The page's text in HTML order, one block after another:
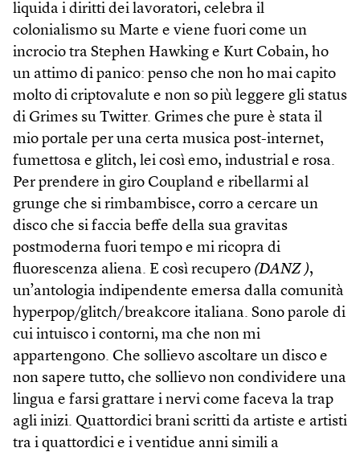
liquida i diritti dei lavoratori, celebra il
colonialismo su Marte e viene fuori come un
incrocio tra Stephen Hawking e Kurt Cobain, ho
un attimo di panico: penso che non ho mai capito
molto di criptovalute e non so più leggere gli status
di Grimes su Twitter. Grimes che pure è stata il
mio portale per una certa musica post-internet,
fumettosa e glitch, lei così emo, industrial e rosa.
Per prendere in giro Coupland e ribellarmi al
grunge che si rimbambisce, corro a cercare un
disco che si faccia beffe della sua gravitas
postmoderna fuori tempo e mi ricopra di
fluorescenza aliena. E così recupero (DANZ ),
un’antologia indipendente emersa dalla comunità
hyperpop/glitch/breakcore italiana. Sono parole di
cui intuisco i contorni, ma che non mi
appartengono. Che sollievo ascoltare un disco e
non sapere tutto, che sollievo non condividere una
lingua e farsi grattare i nervi come faceva la trap
agli inizi. Quattordici brani scritti da artiste e artisti
tra i quattordici e i ventidue anni simili a